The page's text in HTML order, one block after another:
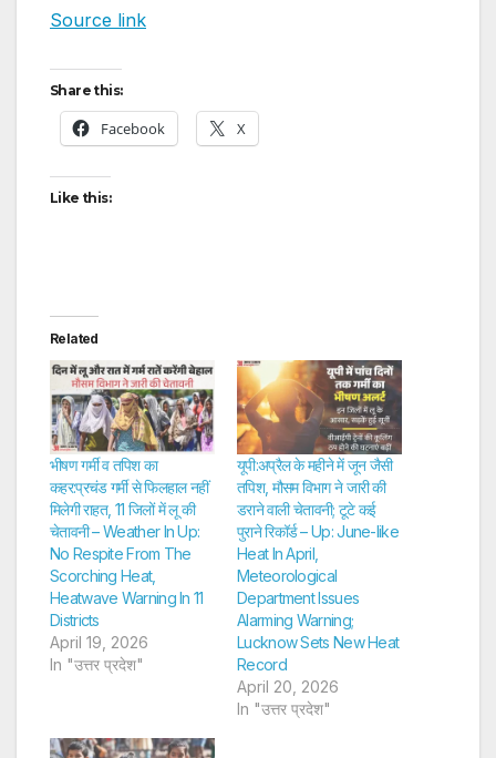
Source link
Share this:
Facebook X
Like this:
Related
भीषण गर्मी व तपिश का
कहर:प्रचंड गर्मी से फिलहाल नहीं
मिलेगी राहत, 11 जिलों में लू की
चेतावनी – Weather In Up:
No Respite From The
Scorching Heat,
Heatwave Warning In 11
Districts
April 19, 2026
In "उत्तर प्रदेश"
यूपी:अप्रैल के महीने में जून जैसी
तपिश, मौसम विभाग ने जारी की
डराने वाली चेतावनी; टूटे कई
पुराने रिकॉर्ड – Up: June-like
Heat In April,
Meteorological
Department Issues
Alarming Warning;
Lucknow Sets New Heat
Record
April 20, 2026
In "उत्तर प्रदेश"